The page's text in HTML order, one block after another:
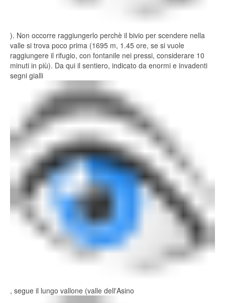
). Non occorre raggiungerlo perchè il bivio per scendere nella
valle si trova poco prima (1695 m, 1.45 ore, se si vuole
raggiungere il rifugio, con fontanile nei pressi, considerare 10
minuti in più). Da qui il sentiero, indicato da enormi e invadenti
segni gialli
, segue il lungo vallone (valle dell'Asino